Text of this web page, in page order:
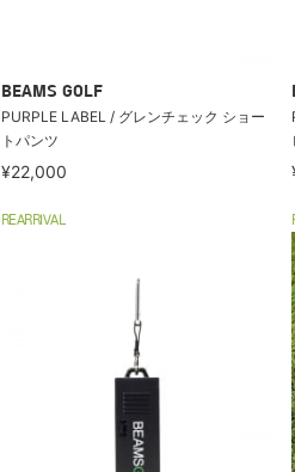
BEAMS GOLF
PURPLE LABEL / グレンチェック ショー
トパンツ
¥22,000
REARRIVAL